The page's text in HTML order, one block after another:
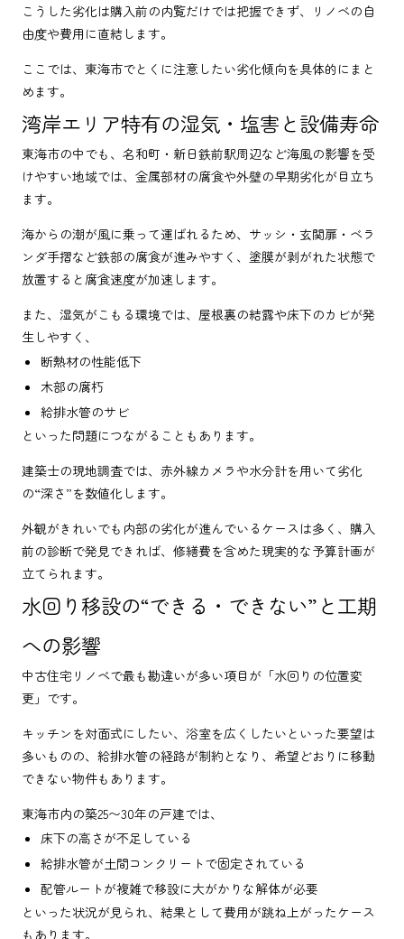
こうした劣化は購入前の内覧だけでは把握できず、リノベの自
由度や費用に直結します。
ここでは、東海市でとくに注意したい劣化傾向を具体的にまと
めます。
湾岸エリア特有の湿気・塩害と設備寿命
東海市の中でも、名和町・新日鉄前駅周辺など海風の影響を受
けやすい地域では、金属部材の腐食や外壁の早期劣化が目立ち
ます。
海からの潮が風に乗って運ばれるため、サッシ・玄関扉・ベラ
ンダ手摺など鉄部の腐食が進みやすく、塗膜が剥がれた状態で
放置すると腐食速度が加速します。
また、湿気がこもる環境では、屋根裏の結露や床下のカビが発
生しやすく、
断熱材の性能低下
木部の腐朽
給排水管のサビ
といった問題につながることもあります。
建築士の現地調査では、赤外線カメラや水分計を用いて劣化
の“深さ”を数値化します。
外観がきれいでも内部の劣化が進んでいるケースは多く、購入
前の診断で発見できれば、修繕費を含めた現実的な予算計画が
立てられます。
水回り移設の“できる・できない”と工期
への影響
中古住宅リノベで最も勘違いが多い項目が「水回りの位置変
更」です。
キッチンを対面式にしたい、浴室を広くしたいといった要望は
多いものの、給排水管の経路が制約となり、希望どおりに移動
できない物件もあります。
東海市内の築25〜30年の戸建では、
床下の高さが不足している
給排水管が土間コンクリートで固定されている
配管ルートが複雑で移設に大がかりな解体が必要
といった状況が見られ、結果として費用が跳ね上がったケース
もあります。